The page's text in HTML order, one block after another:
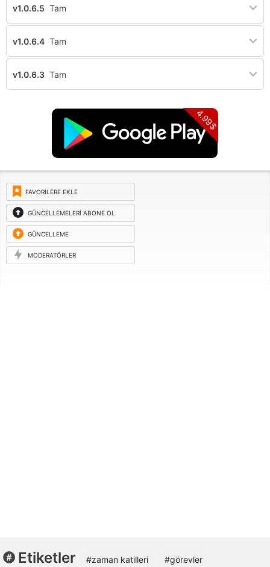
v1.0.6.5 Tam
v1.0.6.4 Tam
v1.0.6.3 Tam
4.99$
FAVORILERE EKLE
GÜNCELLEMELERI ABONE OL
GÜNCELLEME
ISTEĞI
MODERATÖRLER
Etiketler #zaman katilleri #görevler